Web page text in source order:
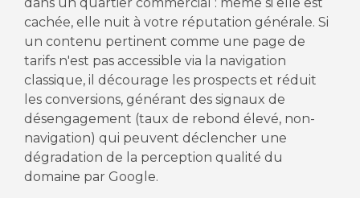
cachée, elle nuit à votre réputation générale. Si
un contenu pertinent comme une page de
tarifs n'est pas accessible via la navigation
classique, il décourage les prospects et réduit
les conversions, générant des signaux de
désengagement (taux de rebond élevé, non-
navigation) qui peuvent déclencher une
dégradation de la perception qualité du
domaine par Google.